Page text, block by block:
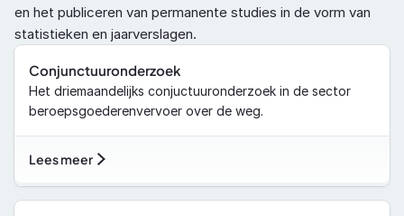
en het publiceren van permanente studies in de vorm van
statistieken en jaarverslagen.
Conjunctuuronderzoek
Het driemaandelijks conjuctuuronderzoek in de sector
beroepsgoederenvervoer over de weg.
Lees meer